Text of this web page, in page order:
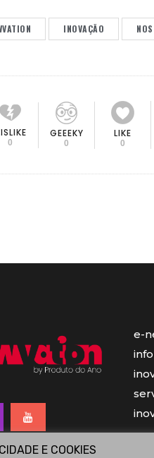
INOVAÇÃO NOS
0
GEEEKY
0
LIKE
0
e-
E COOKIES